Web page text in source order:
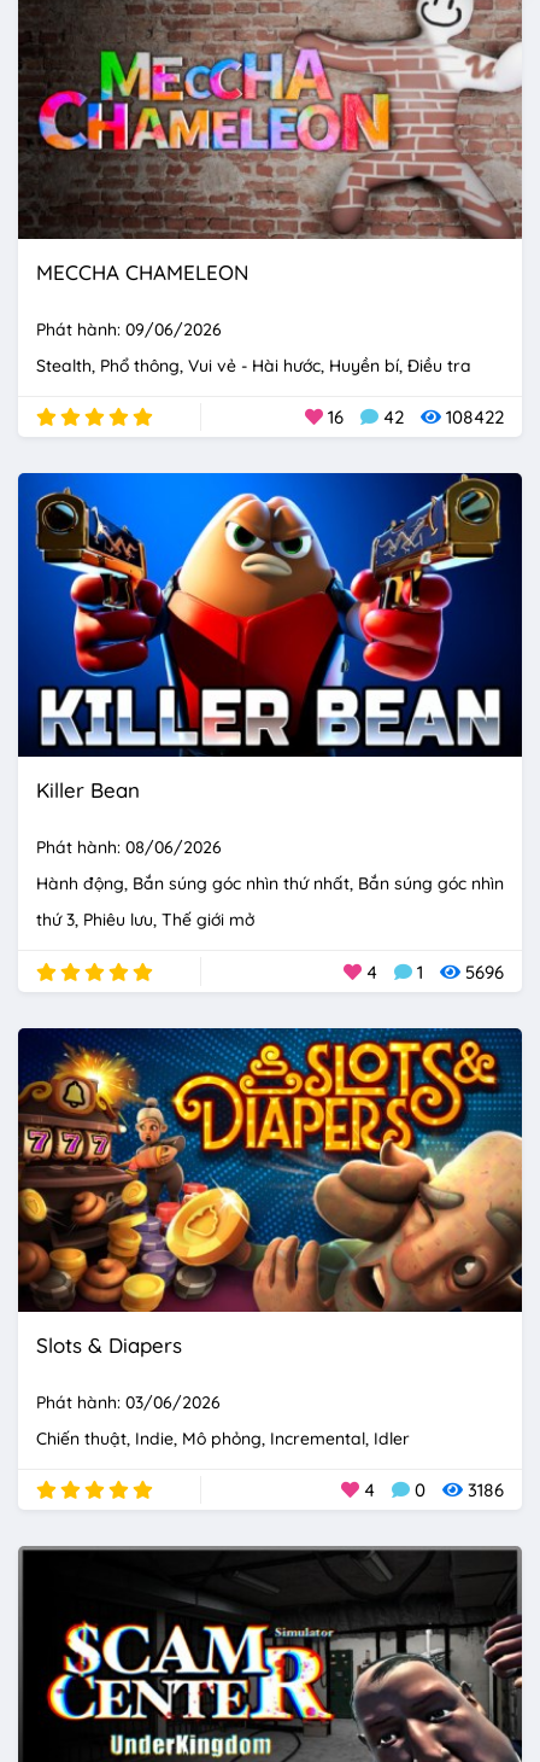
MECCHA CHAMELEON
Phát hành: 09/06/2026
Stealth Phổ thông Vui vẻ - Hài hước Huyền bí Điều tra
16 42 108422
Killer Bean
Phát hành: 08/06/2026
Hành động Bắn súng góc nhìn thứ nhất Bắn súng góc nhìn
thứ 3 Phiêu lưu Thế giới mở
4 1 5696
Slots & Diapers
Phát hành: 03/06/2026
Chiến thuật Indie Mô phỏng Incremental Idler
4 0 3186